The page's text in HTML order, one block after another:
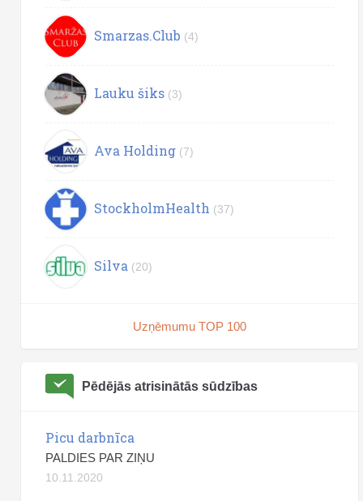
Smarzas.Club (4)
Lauku šiks (3)
Ava Holding (7)
StockholmHealth (37)
Silva (20)
Uzņēmumu TOP 100
Pēdējās atrisinātās sūdzības
Picu darbnīca
PALDIES PAR ZIŅU
10.11.2020